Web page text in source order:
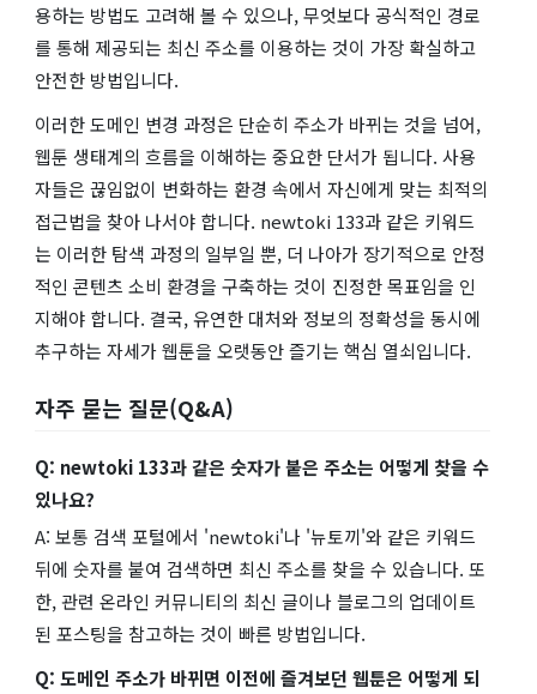
용하는 방법도 고려해 볼 수 있으나, 무엇보다 공식적인 경로
를 통해 제공되는 최신 주소를 이용하는 것이 가장 확실하고
안전한 방법입니다.
이러한 도메인 변경 과정은 단순히 주소가 바뀌는 것을 넘어,
웹툰 생태계의 흐름을 이해하는 중요한 단서가 됩니다. 사용
자들은 끊임없이 변화하는 환경 속에서 자신에게 맞는 최적의
접근법을 찾아 나서야 합니다. newtoki 133과 같은 키워드
는 이러한 탐색 과정의 일부일 뿐, 더 나아가 장기적으로 안정
적인 콘텐츠 소비 환경을 구축하는 것이 진정한 목표임을 인
지해야 합니다. 결국, 유연한 대처와 정보의 정확성을 동시에
추구하는 자세가 웹툰을 오랫동안 즐기는 핵심 열쇠입니다.
자주 묻는 질문(Q&A)
Q: newtoki 133과 같은 숫자가 붙은 주소는 어떻게 찾을 수
있나요?
A: 보통 검색 포털에서 'newtoki'나 '뉴토끼'와 같은 키워드
뒤에 숫자를 붙여 검색하면 최신 주소를 찾을 수 있습니다. 또
한, 관련 온라인 커뮤니티의 최신 글이나 블로그의 업데이트
된 포스팅을 참고하는 것이 빠른 방법입니다.
Q: 도메인 주소가 바뀌면 이전에 즐겨보던 웹툰은 어떻게 되